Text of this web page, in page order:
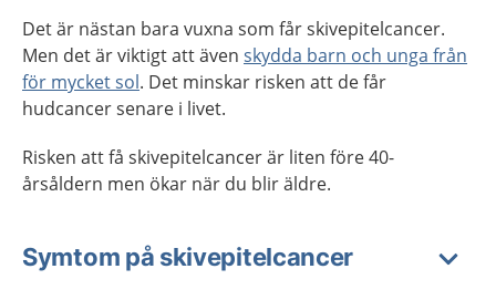
Det är nästan bara vuxna som får skivepitelcancer.
Men det är viktigt att även skydda barn och unga från
för mycket sol. Det minskar risken att de får
hudcancer senare i livet.
Risken att få skivepitelcancer är liten före 40-
årsåldern men ökar när du blir äldre.
Symtom på skivepitelcancer